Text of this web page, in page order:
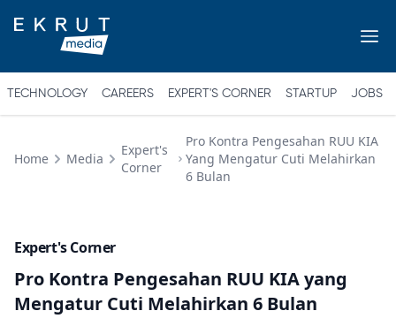
TECHNOLOGY CAREERS EXPERT'S CORNER STARTUP JOBS
Home Media
Expert's
Corner
Pro Kontra Pengesahan RUU KIA
Yang Mengatur Cuti Melahirkan
6 Bulan
Expert's Corner
Pro Kontra Pengesahan RUU KIA yang
Mengatur Cuti Melahirkan 6 Bulan